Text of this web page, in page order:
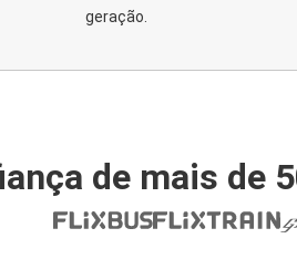
geração.
de mais de